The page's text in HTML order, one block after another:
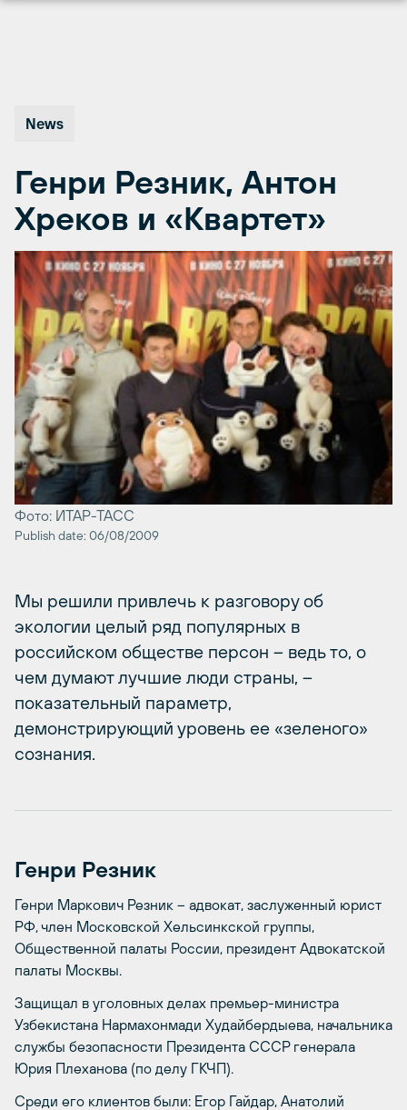
News
Генри Резник, Антон
Хреков и «Квартет»
Фото: ИТАР-ТАСС
Publish date: 06/08/2009
Мы решили привлечь к разговору об
экологии целый ряд популярных в
российском обществе персон – ведь то, о
чем думают лучшие люди страны, –
показательный параметр,
демонстрирующий уровень ее «зеленого»
сознания.
Генри Резник
Генри Маркович Резник – адвокат, заслуженный юрист
РФ, член Московской Хельсинкской группы,
Общественной палаты России, президент Адвокатской
палаты Москвы.
Защищал в уголовных делах премьер-министра
Узбекистана Нармахонмади Худайбердыева, начальника
службы безопасности Президента СССР генерала
Юрия Плеханова (по делу ГКЧП).
Среди его клиентов были: Егор Гайдар, Анатолий